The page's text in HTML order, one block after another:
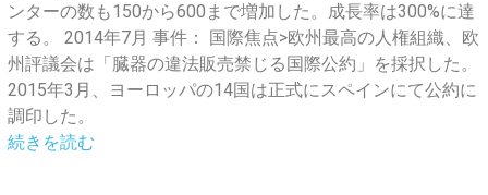
ンターの数も150から600まで増加した。成長率は300%に達
する。 2014年7月 事件： 国際焦点>欧州最高の人権組織、欧
州評議会は「臓器の違法販売禁じる国際公約」を採択した。
2015年3月、ヨーロッパの14国は正式にスペインにて公約に
調印した。
続きを読む